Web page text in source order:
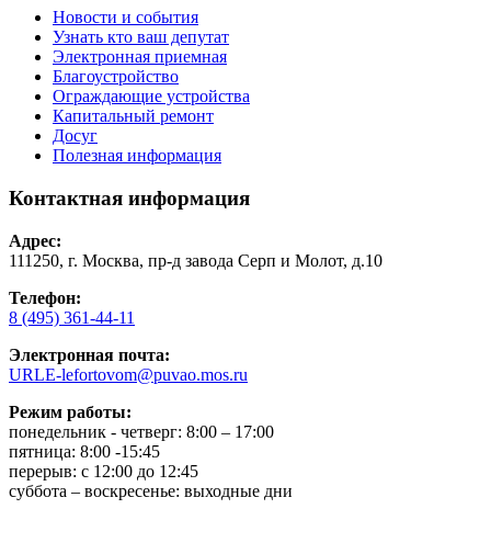
Новости и события
Узнать кто ваш депутат
Электронная приемная
Благоустройство
Ограждающие устройства
Капитальный ремонт
Досуг
Полезная информация
Контактная информация
Адрес:
111250, г. Москва, пр-д завода Серп и Молот, д.10
Телефон:
8 (495) 361-44-11
Электронная почта:
URLE-lefortovom@puvao.mos.ru
Режим работы:
понедельник - четверг: 8:00 – 17:00
пятница: 8:00 -15:45
перерыв: с 12:00 до 12:45
суббота – воскресенье: выходные дни